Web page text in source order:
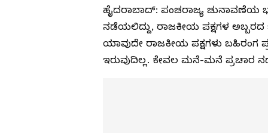
ಹೈದರಾಬಾದ್‌: ಪಂಚರಾಜ್ಯ ಚುನಾವಣೆಯ
ನಡೆಯಲಿದ್ದು, ರಾಜಕೀಯ ಪಕ್ಷಗಳ ಅಬ್ಬರದ
ಯಾವುದೇ ರಾಜಕೀಯ ಪಕ್ಷಗಳು ಬಹಿರಂಗ
ಇರುವುದಿಲ್ಲ. ಕೇವಲ ಮನೆ-ಮನೆ ಪ್ರಚಾರ